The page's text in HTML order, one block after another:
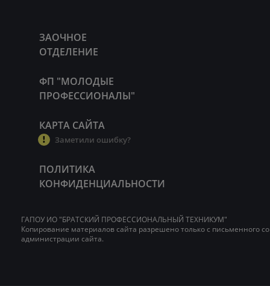
ЗАОЧНОЕ
ОТДЕЛЕНИЕ
ФП "МОЛОДЫЕ
ПРОФЕССИОНАЛЫ"
КАРТА САЙТА
Заметили ошибку?
ПОЛИТИКА
КОНФИДЕНЦИАЛЬНОСТИ
ГАПОУ ИО "БРАТСКИЙ ПРОФЕССИОНАЛЬНЫЙ ТЕХНИКУМ"
Копирование материалов сайта разрешено только с письменного
администрации сайта.